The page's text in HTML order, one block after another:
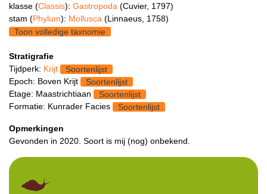
klasse (Classis): Gastropoda (Cuvier, 1797)
stam (Phylum): Mollusca (Linnaeus, 1758)
Toon volledige taxnomie
Stratigrafie
Tijdperk: Krijt
Soortenlijst
Epoch: Boven Krijt
Soortenlijst
Etage: Maastrichtiaan
Soortenlijst
Formatie: Kunrader Facies
Soortenlijst
Opmerkingen
Gevonden in 2020. Soort is mij (nog) onbekend.